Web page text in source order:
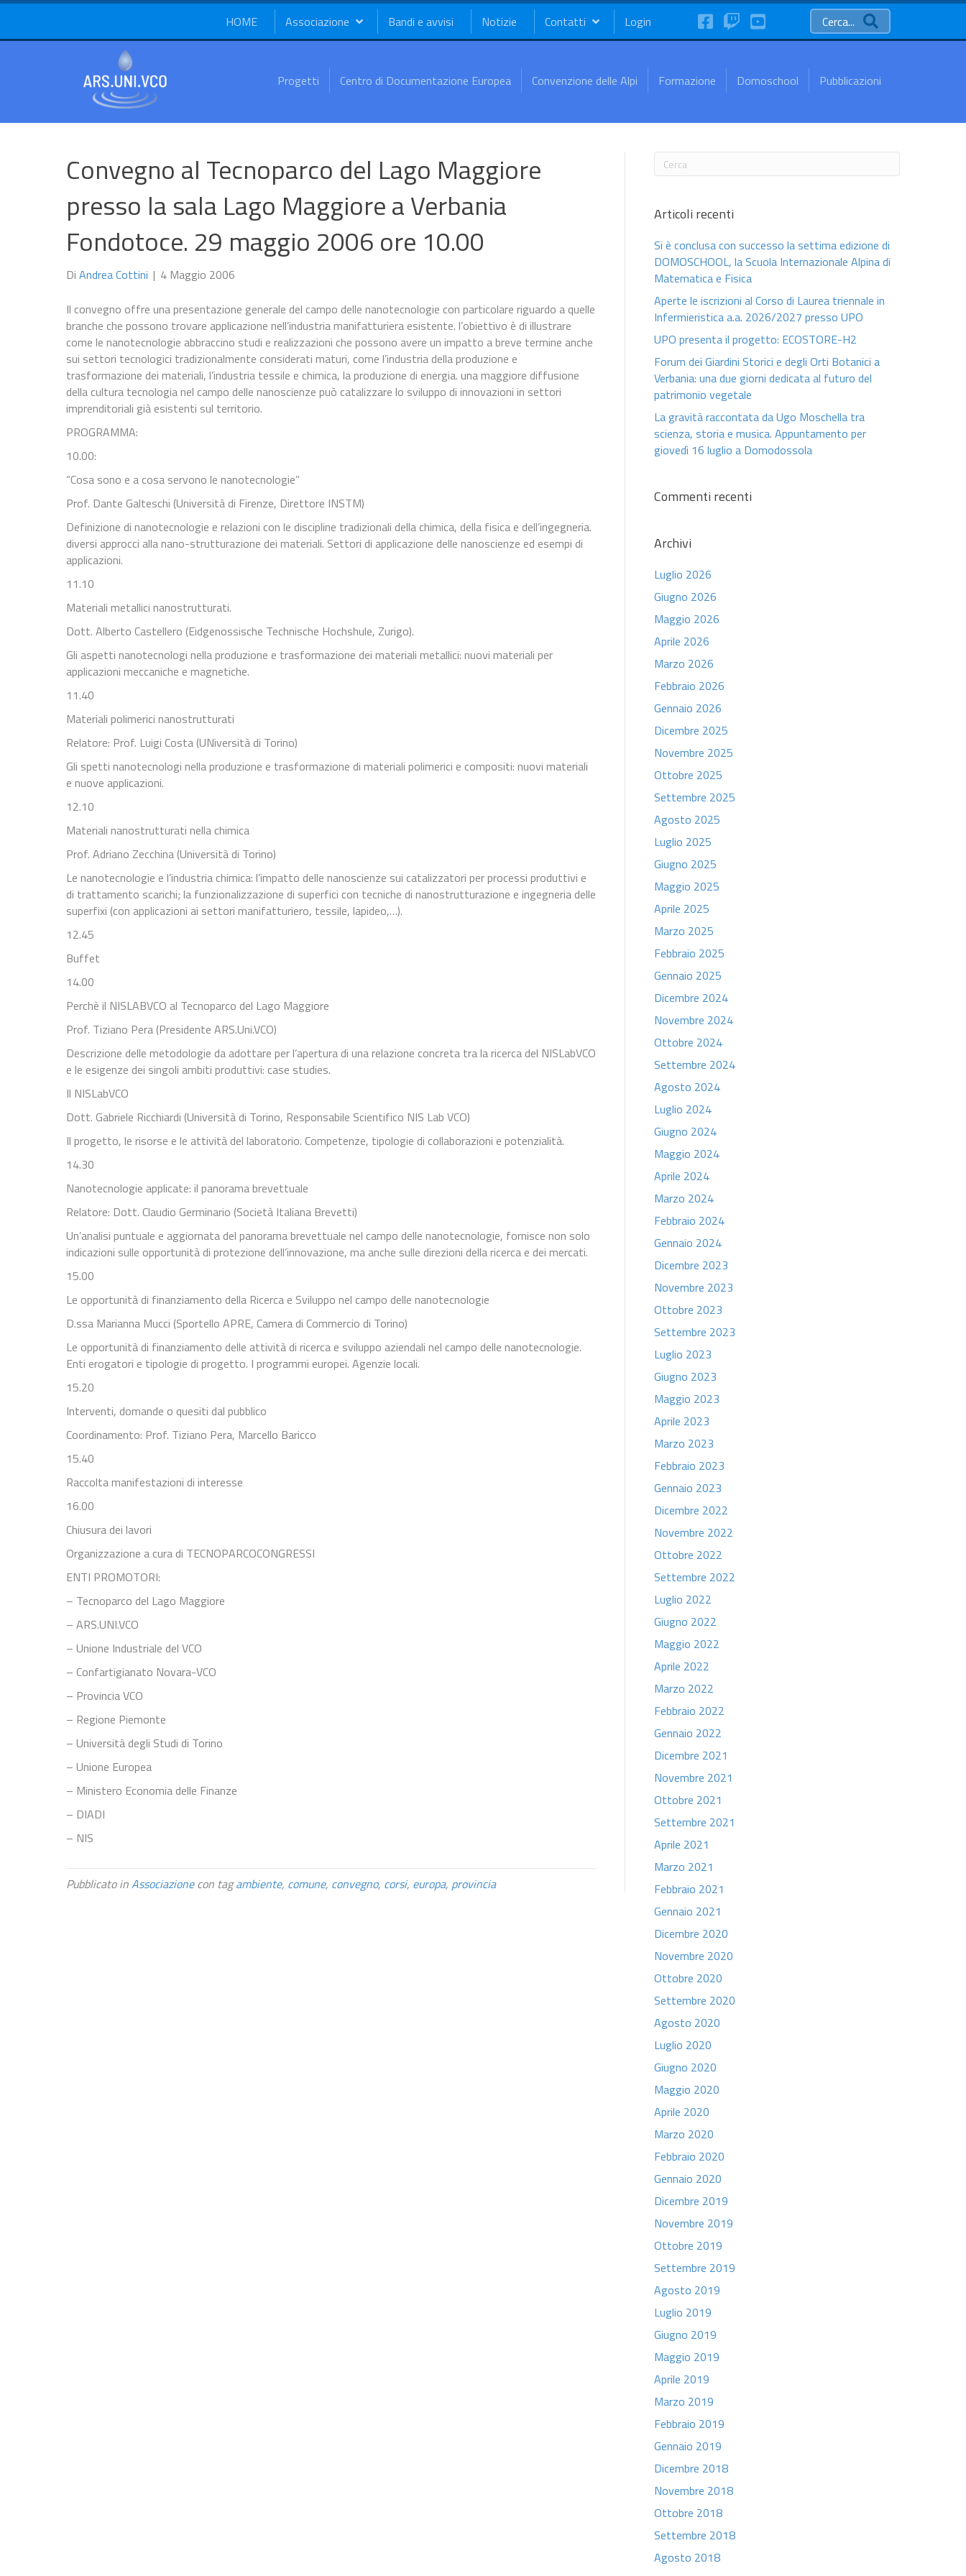
HOME Associazione Bandi e avvisi Notizie Contatti Login FaceBookTwitchYouTube Cerca...
Progetti Centro di Documentazione Europea Convenzione delle Alpi Formazione Domoschool Pubblicazioni
Convegno al Tecnoparco del Lago Maggiore
presso la sala Lago Maggiore a Verbania
Fondotoce. 29 maggio 2006 ore 10.00
Di Andrea Cottini | 4 Maggio 2006
Il convegno offre una presentazione generale del campo delle nanotecnologie con particolare riguardo a quelle
branche che possono trovare applicazione nell’industria manifatturiera esistente. l’obiettivo è di illustrare
come le nanotecnologie abbraccino studi e realizzazioni che possono avere un impatto a breve termine anche
sui settori tecnologici tradizionalmente considerati maturi, come l’industria della produzione e
trasformazione dei materiali, l’industria tessile e chimica, la produzione di energia. una maggiore diffusione
della cultura tecnologia nel campo delle nanoscienze può catalizzare lo sviluppo di innovazioni in settori
imprenditoriali già esistenti sul territorio.
PROGRAMMA:
10.00:
“Cosa sono e a cosa servono le nanotecnologie”
Prof. Dante Galteschi (Università di Firenze, Direttore INSTM)
Definizione di nanotecnologie e relazioni con le discipline tradizionali della chimica, della fisica e dell’ingegneria.
diversi approcci alla nano-strutturazione dei materiali. Settori di applicazione delle nanoscienze ed esempi di
applicazioni.
11.10
Materiali metallici nanostrutturati.
Dott. Alberto Castellero (Eidgenossische Technische Hochshule, Zurigo).
Gli aspetti nanotecnologi nella produzione e trasformazione dei materiali metallici: nuovi materiali per
applicazioni meccaniche e magnetiche.
11.40
Materiali polimerici nanostrutturati
Relatore: Prof. Luigi Costa (UNiversità di Torino)
Gli spetti nanotecnologi nella produzione e trasformazione di materiali polimerici e compositi: nuovi materiali
e nuove applicazioni.
12.10
Materiali nanostrutturati nella chimica
Prof. Adriano Zecchina (Università di Torino)
Le nanotecnologie e l’industria chimica: l’impatto delle nanoscienze sui catalizzatori per processi produttivi e
di trattamento scarichi; la funzionalizzazione di superfici con tecniche di nanostrutturazione e ingegneria delle
superfixi (con applicazioni ai settori manifatturiero, tessile, lapideo,…).
12.45
Buffet
14.00
Perchè il NISLABVCO al Tecnoparco del Lago Maggiore
Prof. Tiziano Pera (Presidente ARS.Uni.VCO)
Descrizione delle metodologie da adottare per l’apertura di una relazione concreta tra la ricerca del NISLabVCO
e le esigenze dei singoli ambiti produttivi: case studies.
Il NISLabVCO
Dott. Gabriele Ricchiardi (Università di Torino, Responsabile Scientifico NIS Lab VCO)
Il progetto, le risorse e le attività del laboratorio. Competenze, tipologie di collaborazioni e potenzialità.
14.30
Nanotecnologie applicate: il panorama brevettuale
Relatore: Dott. Claudio Germinario (Società Italiana Brevetti)
Un’analisi puntuale e aggiornata del panorama brevettuale nel campo delle nanotecnologie, fornisce non solo
indicazioni sulle opportunità di protezione dell’innovazione, ma anche sulle direzioni della ricerca e dei mercati.
15.00
Le opportunità di finanziamento della Ricerca e Sviluppo nel campo delle nanotecnologie
D.ssa Marianna Mucci (Sportello APRE, Camera di Commercio di Torino)
Le opportunità di finanziamento delle attività di ricerca e sviluppo aziendali nel campo delle nanotecnologie.
Enti erogatori e tipologie di progetto. I programmi europei. Agenzie locali.
15.20
Interventi, domande o quesiti dal pubblico
Coordinamento: Prof. Tiziano Pera, Marcello Baricco
15.40
Raccolta manifestazioni di interesse
16.00
Chiusura dei lavori
Organizzazione a cura di TECNOPARCOCONGRESSI
ENTI PROMOTORI:
– Tecnoparco del Lago Maggiore
– ARS.UNI.VCO
– Unione Industriale del VCO
– Confartigianato Novara-VCO
– Provincia VCO
– Regione Piemonte
– Università degli Studi di Torino
– Unione Europea
– Ministero Economia delle Finanze
– DIADI
– NIS
Pubblicato inAssociazionecon tagambiente, comune, convegno, corsi, europa, provincia
Articoli recenti
Si è conclusa con successo la settima edizione di
DOMOSCHOOL, la Scuola Internazionale Alpina di
Matematica e Fisica
Aperte le iscrizioni al Corso di Laurea triennale in
Infermieristica a.a. 2026/2027 presso UPO
UPO presenta il progetto: ECOSTORE-H2
Forum dei Giardini Storici e degli Orti Botanici a
Verbania: una due giorni dedicata al futuro del
patrimonio vegetale
La gravità raccontata da Ugo Moschella tra
scienza, storia e musica. Appuntamento per
giovedì 16 luglio a Domodossola
Commenti recenti
Archivi
Luglio 2026
Giugno 2026
Maggio 2026
Aprile 2026
Marzo 2026
Febbraio 2026
Gennaio 2026
Dicembre 2025
Novembre 2025
Ottobre 2025
Settembre 2025
Agosto 2025
Luglio 2025
Giugno 2025
Maggio 2025
Aprile 2025
Marzo 2025
Febbraio 2025
Gennaio 2025
Dicembre 2024
Novembre 2024
Ottobre 2024
Settembre 2024
Agosto 2024
Luglio 2024
Giugno 2024
Maggio 2024
Aprile 2024
Marzo 2024
Febbraio 2024
Gennaio 2024
Dicembre 2023
Novembre 2023
Ottobre 2023
Settembre 2023
Luglio 2023
Giugno 2023
Maggio 2023
Aprile 2023
Marzo 2023
Febbraio 2023
Gennaio 2023
Dicembre 2022
Novembre 2022
Ottobre 2022
Settembre 2022
Luglio 2022
Giugno 2022
Maggio 2022
Aprile 2022
Marzo 2022
Febbraio 2022
Gennaio 2022
Dicembre 2021
Novembre 2021
Ottobre 2021
Settembre 2021
Aprile 2021
Marzo 2021
Febbraio 2021
Gennaio 2021
Dicembre 2020
Novembre 2020
Ottobre 2020
Settembre 2020
Agosto 2020
Luglio 2020
Giugno 2020
Maggio 2020
Aprile 2020
Marzo 2020
Febbraio 2020
Gennaio 2020
Dicembre 2019
Novembre 2019
Ottobre 2019
Settembre 2019
Agosto 2019
Luglio 2019
Giugno 2019
Maggio 2019
Aprile 2019
Marzo 2019
Febbraio 2019
Gennaio 2019
Dicembre 2018
Novembre 2018
Ottobre 2018
Settembre 2018
Agosto 2018